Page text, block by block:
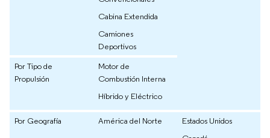
Cabina Extendida
Camiones
Deportivos
Por Tipo de
Propulsión
Motor de
Combustión Interna
Híbrido y Eléctrico
Por Geografía América del Norte
Estados Unidos